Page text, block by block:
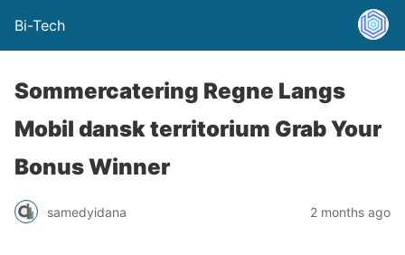
Bi-Tech
Sommercatering Regne Langs
Mobil dansk territorium Grab Your
Bonus Winner
samedyidana 2 months ago